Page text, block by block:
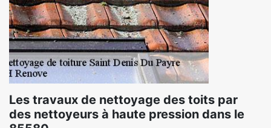
Les travaux de nettoyage des toits par
des nettoyeurs à haute pression dans le